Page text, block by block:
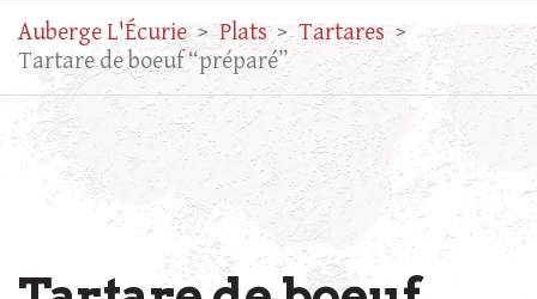
Auberge L'Écurie > Plats > Tartares >
Tartare de boeuf “préparé”